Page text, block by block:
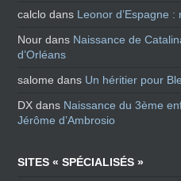
calclo dans Leonor d’Espagne :
Nour dans Naissance de
d’Orléans
salome dans Un héritier pour
DX dans Naissance du 3ème
Jérôme d’Ambrosio
SITES « SPÉCIALISÉS »